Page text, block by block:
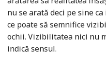
nu se arată deci pe sine
ce poate să semnifice
ochii. Vizibilitatea nici nu
indică sensul.